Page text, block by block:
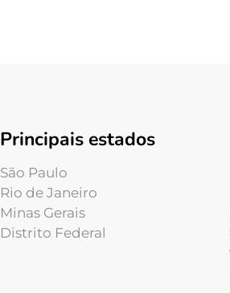
Principais estados
São Paulo
Rio de Janeiro
Minas Gerais
Distrito Federal